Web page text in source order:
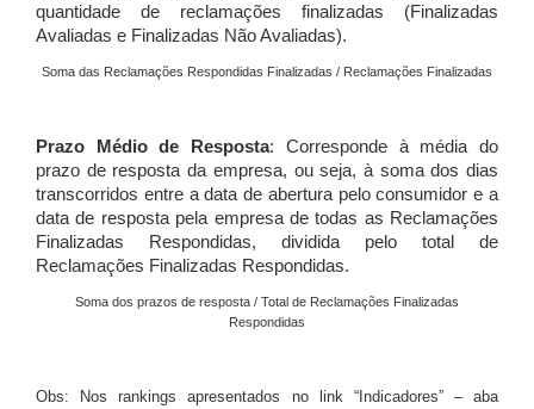
quantidade de reclamações finalizadas (Finalizadas
Avaliadas e Finalizadas Não Avaliadas).
Soma das Reclamações Respondidas Finalizadas / Reclamações Finalizadas
Prazo Médio de Resposta: Corresponde à média do
prazo de resposta da empresa, ou seja, à soma dos dias
transcorridos entre a data de abertura pelo consumidor e a
data de resposta pela empresa de todas as Reclamações
Finalizadas Respondidas, dividida pelo total de
Reclamações Finalizadas Respondidas.
Soma dos prazos de resposta / Total de Reclamações Finalizadas
Respondidas
Obs: Nos rankings apresentados no link “Indicadores” – aba